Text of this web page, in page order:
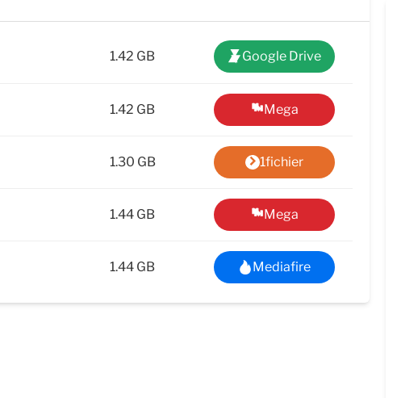
1.42 GB Google Drive
1.42 GB Mega
1.30 GB 1fichier
1.44 GB Mega
1.44 GB Mediafire